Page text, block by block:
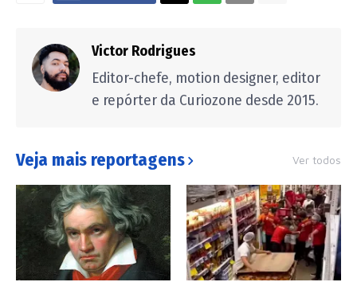
Victor Rodrigues
Editor-chefe, motion designer, editor
e repórter da Curiozone desde 2015.
Veja mais reportagens Ver todos